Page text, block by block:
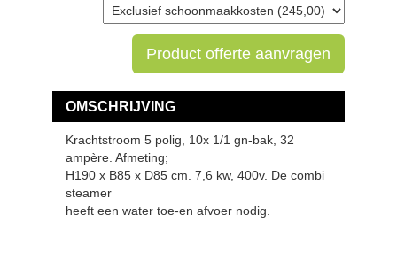
Product offerte aanvragen
OMSCHRIJVING
Krachtstroom 5 polig, 10x 1/1 gn-bak, 32
ampère. Afmeting;
H190 x B85 x D85 cm. 7,6 kw, 400v. De combi
steamer
heeft een water toe-en afvoer nodig.